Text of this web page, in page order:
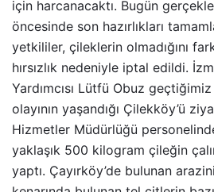
için harcanacaktı. Bugün
öncesinde son hazırlıkları
yetkililer, çileklerin olmadığını
hırsızlık nedeniyle iptal edildi.
Yardımcısı Lütfü Obuz geçtiğimiz
olayının yaşandığı Çilekköy’ü
Hizmetler Müdürlüğü
yaklaşık 500 kilogram çileğin
yaptı. Çayırköy’de bulunan